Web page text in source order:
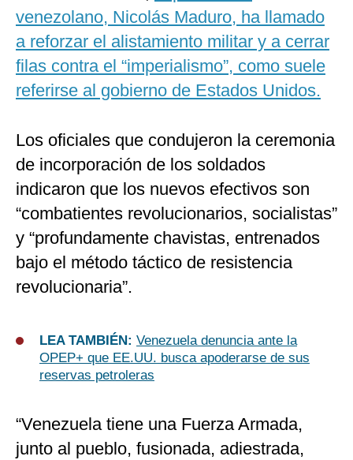
venezolano, Nicolás Maduro, ha llamado
a reforzar el alistamiento militar y a cerrar
filas contra el “imperialismo”, como suele
referirse al gobierno de Estados Unidos.
Los oficiales que condujeron la ceremonia
de incorporación de los soldados
indicaron que los nuevos efectivos son
“combatientes revolucionarios, socialistas”
y “profundamente chavistas, entrenados
bajo el método táctico de resistencia
revolucionaria”.
LEA TAMBIÉN: Venezuela denuncia ante la
OPEP+ que EE.UU. busca apoderarse de sus
reservas petroleras
“Venezuela tiene una Fuerza Armada,
junto al pueblo, fusionada, adiestrada,